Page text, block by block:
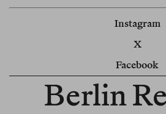
Instagram
X
Facebook
Berlin